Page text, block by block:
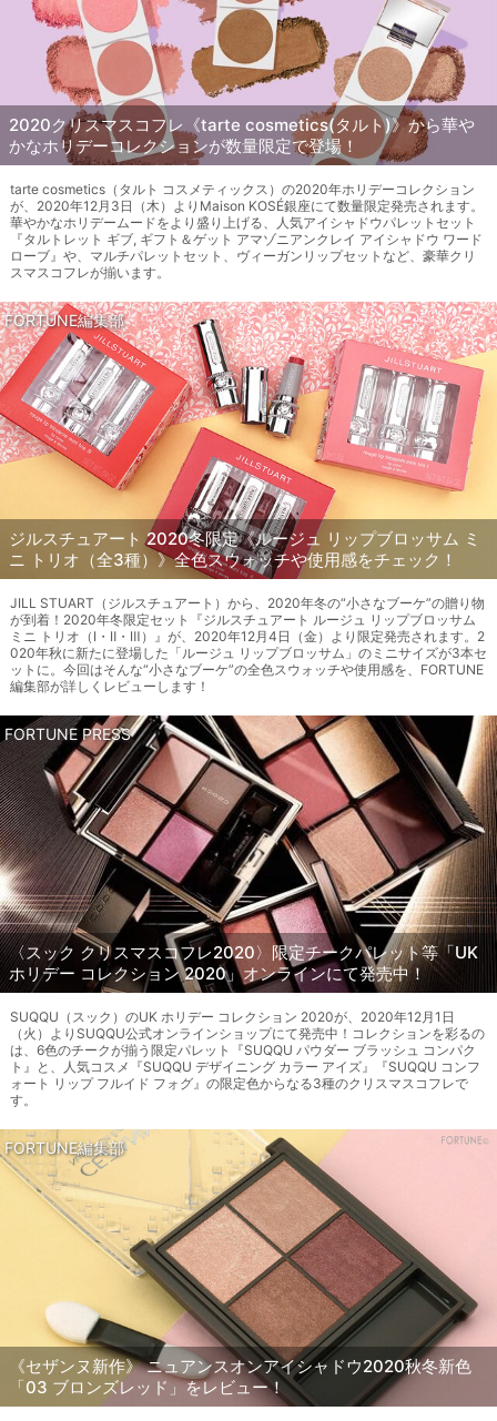
2020クリスマスコフレ《tarte cosmetics(タルト)》から華や
かなホリデーコレクションが数量限定で登場！
tarte cosmetics（タルト コスメティックス）の2020年ホリデーコレクション
が、2020年12月3日（木）よりMaison KOSÉ銀座にて数量限定発売されます。
華やかなホリデームードをより盛り上げる、人気アイシャドウパレットセット
『タルトレット ギブ, ギフト＆ゲット アマゾニアンクレイ アイシャドウ ワード
ローブ』や、マルチパレットセット、ヴィーガンリップセットなど、豪華クリ
スマスコフレが揃います。
FORTUNE編集部
ジルスチュアート 2020冬限定《ルージュ リップブロッサム ミ
ニ トリオ（全3種）》全色スウォッチや使用感をチェック！
JILL STUART（ジルスチュアート）から、2020年冬の“小さなブーケ”の贈り物
が到着！2020年冬限定セット『ジルスチュアート ルージュ リップブロッサム
ミニ トリオ（Ⅰ・Ⅱ・Ⅲ）』が、2020年12月4日（金）より限定発売されます。2
020年秋に新たに登場した「ルージュ リップブロッサム」のミニサイズが3本セ
ットに。今回はそんな“小さなブーケ”の全色スウォッチや使用感を、FORTUNE
編集部が詳しくレビューします！
FORTUNE PRESS
〈スック クリスマスコフレ2020〉限定チークパレット等「UK
ホリデー コレクション 2020」オンラインにて発売中！
SUQQU（スック）のUK ホリデー コレクション 2020が、2020年12月1日
（火）よりSUQQU公式オンラインショップにて発売中！コレクションを彩るの
は、6色のチークが揃う限定パレット『SUQQU パウダー ブラッシュ コンパク
ト』と、人気コスメ『SUQQU デザイニング カラー アイズ』『SUQQU コンフ
ォート リップ フルイド フォグ』の限定色からなる3種のクリスマスコフレで
す。
FORTUNE編集部
《セザンヌ新作》 ニュアンスオンアイシャドウ2020秋冬新色
「03 ブロンズレッド」をレビュー！